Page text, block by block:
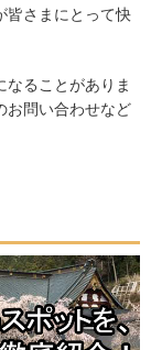
皆さまにとって快
ることがありま
お問い合わせなど